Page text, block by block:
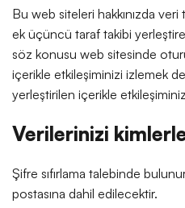
Bu web siteleri hakkınızda
ek üçüncü taraf takibi
söz konusu web sitesinde
içerikle etkileşiminizi izlemek
yerleştirilen içerikle
Verilerinizi
Şifre sıfırlama talebinde
postasına dahil edilecektir.